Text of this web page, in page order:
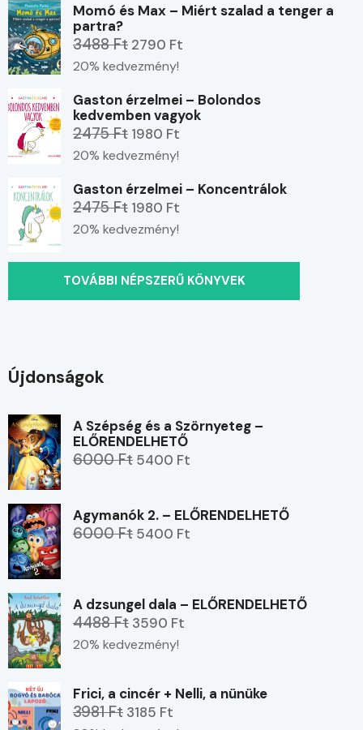
Momó és Max – Miért szalad a tenger a
partra?
3488 Ft 2790 Ft
20% kedvezmény!
Gaston érzelmei – Bolondos
kedvemben vagyok
2475 Ft 1980 Ft
20% kedvezmény!
Gaston érzelmei – Koncentrálok
2475 Ft 1980 Ft
20% kedvezmény!
TOVÁBBI NÉPSZERŰ KÖNYVEK
Újdonságok
A Szépség és a Szörnyeteg –
ELŐRENDELHETŐ
6000 Ft 5400 Ft
Agymanók 2. – ELŐRENDELHETŐ
6000 Ft 5400 Ft
A dzsungel dala – ELŐRENDELHETŐ
4488 Ft 3590 Ft
20% kedvezmény!
Frici, a cincér + Nelli, a nünüke
3981 Ft 3185 Ft